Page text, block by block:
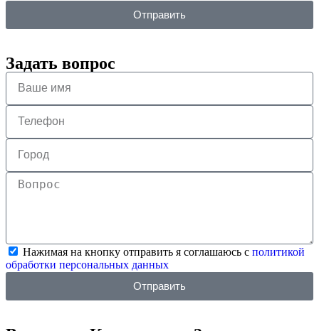
Отправить
Задать вопрос
Нажимая на кнопку отправить я соглашаюсь с политикой
обработки персональных данных
Отправить